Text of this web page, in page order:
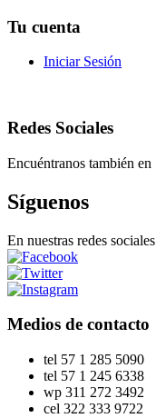
Tu cuenta
Iniciar Sesión
Redes Sociales
Encuéntranos también en
Síguenos
En nuestras redes sociales
Medios de contacto
tel 57 1 285 5090
tel 57 1 245 6338
wp 311 272 3492
cel 322 333 9722